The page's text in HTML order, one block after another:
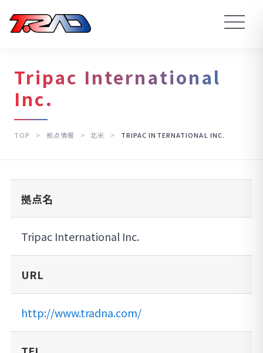
Tripac International
Inc.
TOP > 拠点情報 > 北米 > TRIPAC INTERNATIONAL INC.
拠点名
Tripac International Inc.
URL
http://www.tradna.com/